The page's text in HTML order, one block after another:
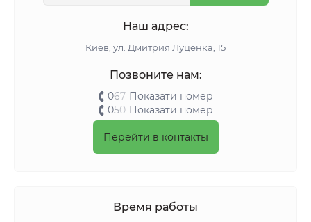
Наш адрес:
Киeв, ул. Дмитрия Луценка, 15
Позвоните нам:
067 Показати номер
050 Показати номер
Перейти в контакты
Время работы